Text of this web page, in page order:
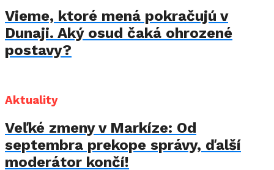
Vieme, ktoré mená pokračujú v
Dunaji. Aký osud čaká ohrozené
postavy?
Aktuality
Veľké zmeny v Markíze: Od
septembra prekope správy, ďalší
moderátor končí!